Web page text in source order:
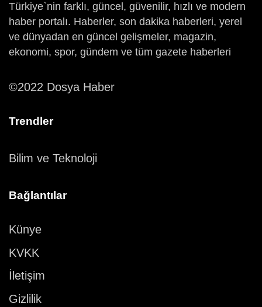
Türkiye`nin farklı, güncel, güvenilir, hızlı ve modern
haber portalı. Haberler, son dakika haberleri, yerel
ve dünyadan en güncel gelişmeler, magazin,
ekonomi, spor, gündem ve tüm gazete haberleri
©2022 Dosya Haber
Trendler
Bilim ve Teknoloji
Bağlantılar
Künye
KVKK
İletişim
Gizlilik